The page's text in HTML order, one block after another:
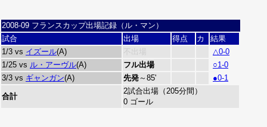
2008-09 フランスカップ出場記録（ル・マン）
試合
出場 得点 カ
結果
1/3 vs イズール(A) 不出場
△0-0
1/25 vs ル・アーヴル(A) フル出場
○1-0
3/3 vs ギャンガン(A) 先発～85' ●0-1
合計
2試合出場（205分間）
0 ゴール